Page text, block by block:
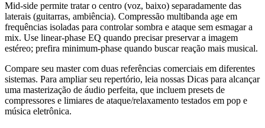
Mid-side permite tratar o centro (voz, baixo) separadamente das
laterais (guitarras, ambiência). Compressão multibanda age em
frequências isoladas para controlar sombra e ataque sem esmagar a
mix. Use linear-phase EQ quando precisar preservar a imagem
estéreo; prefira minimum-phase quando buscar reação mais musical.
Compare seu master com duas referências comerciais em diferentes
sistemas. Para ampliar seu repertório, leia nossas Dicas para alcançar
uma masterização de áudio perfeita, que incluem presets de
compressores e limiares de ataque/relaxamento testados em pop e
música eletrônica.